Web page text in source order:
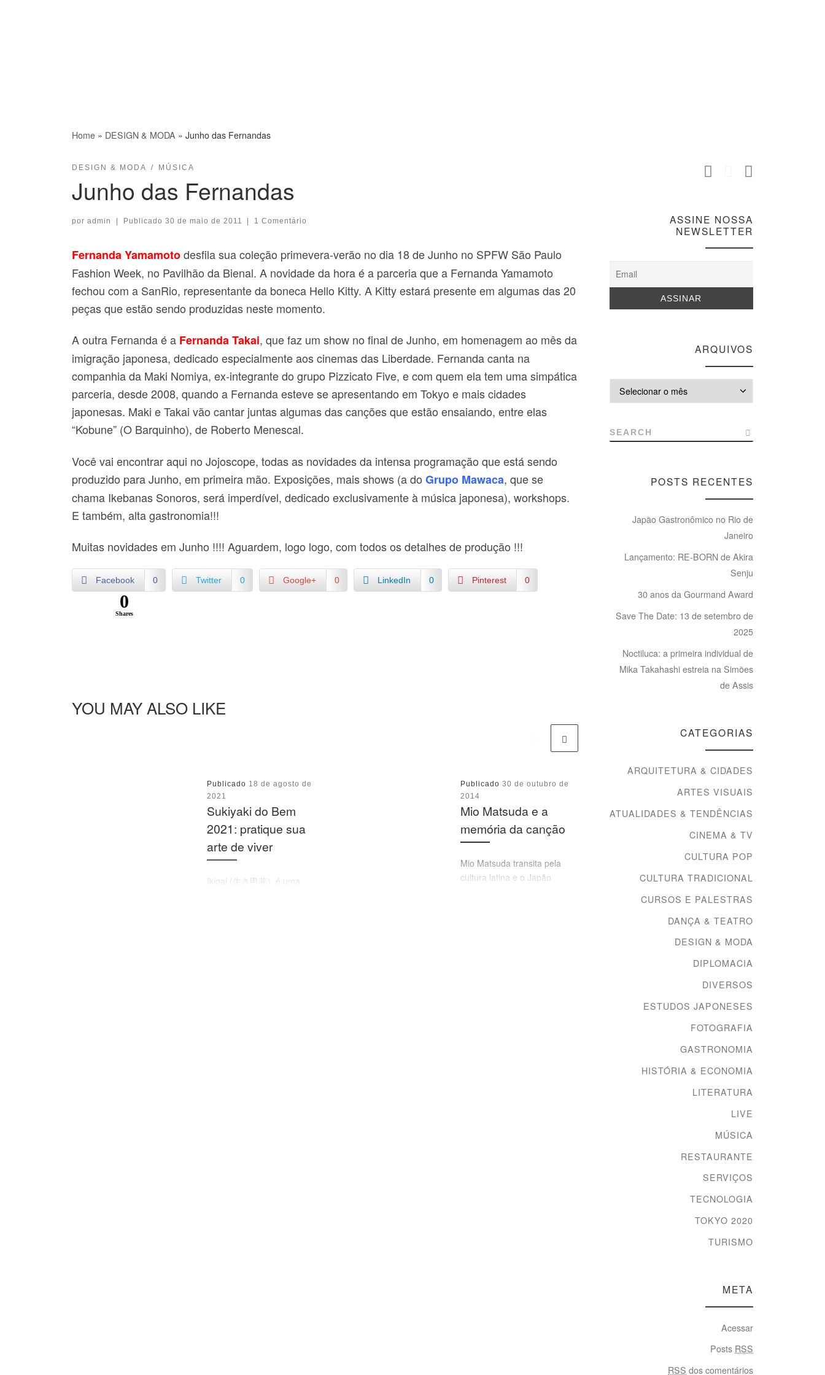
Home » DESIGN & MODA » Junho das Fernandas
DESIGN & MODA MÚSICA
Junho das Fernandas
por admin | Publicado 30 de maio de 2011 | 1 Comentário
Fernanda Yamamotodesfila sua coleção primevera-verão no dia 18 de Junho no SPFW São Paulo
Fashion Week, no Pavilhão da Bienal. A novidade da hora é a parceria que a Fernanda Yamamoto
fechou com a SanRio, representante da boneca Hello Kitty. A Kitty estará presente em algumas das 20
peças que estão sendo produzidas neste momento.
A outra Fernanda é a Fernanda Takai, que faz um show no final de Junho, em homenagem ao mês da
imigração japonesa, dedicado especialmente aos cinemas das Liberdade. Fernanda canta na
companhia da Maki Nomiya, ex-integrante do grupo Pizzicato Five, e com quem ela tem uma simpática
parceria, desde 2008, quando a Fernanda esteve se apresentando em Tokyo e mais cidades
japonesas. Maki e Takai vão cantar juntas algumas das canções que estão ensaiando, entre elas
“Kobune” (O Barquinho), de Roberto Menescal.
Você vai encontrar aqui no Jojoscope, todas as novidades da intensa programação que está sendo
produzido para Junho, em primeira mão. Exposições, mais shows (a do Grupo Mawaca, que se
chama Ikebanas Sonoros, será imperdível, dedicado exclusivamente à música japonesa), workshops.
E também, alta gastronomia!!!
Muitas novidades em Junho !!!! Aguardem, logo logo, com todos os detalhes de produção !!!
Facebook 0 Twitter 0 Google+ 0 LinkedIn 0 Pinterest 0
0
Shares
YOU MAY ALSO LIKE
Publicado 18 de agosto de
2021
Sukiyaki do Bem
2021: pratique sua
arte de viver
Ikigai (生き甲斐）é uma
Publicado 30 de outubro de
2014
Mio Matsuda e a
memória da canção
Mio Matsuda transita pela
cultura latina e o Japão
2012
Jum Nakao Casa
Cor 2012 – working
ASSINE NOSSA
NEWSLETTER
ARQUIVOS
SEARCH
POSTS RECENTES
Japão Gastronômico no Rio de
Janeiro
Lançamento: RE-BORN de Akira
Senju
30 anos da Gourmand Award
Save The Date: 13 de setembro de
2025
Noctiluca: a primeira individual de
Mika Takahashi estreia na Simões
de Assis
CATEGORIAS
ARQUITETURA & CIDADES
ARTES VISUAIS
ATUALIDADES & TENDÊNCIAS
CINEMA & TV
CULTURA POP
CULTURA TRADICIONAL
CURSOS E PALESTRAS
DANÇA & TEATRO
DESIGN & MODA
DIPLOMACIA
DIVERSOS
ESTUDOS JAPONESES
FOTOGRAFIA
GASTRONOMIA
HISTÓRIA & ECONOMIA
LITERATURA
LIVE
MÚSICA
RESTAURANTE
SERVIÇOS
TECNOLOGIA
TOKYO 2020
TURISMO
META
Acessar
Posts RSS
RSS dos comentários